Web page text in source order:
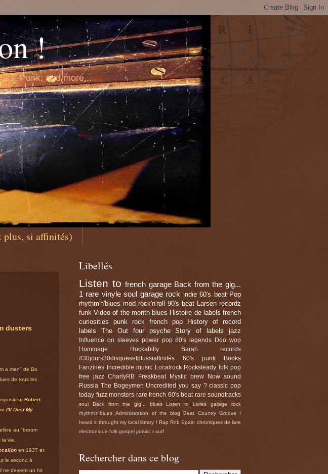
!
Punk, and more...
plus, si affinités)
dusters
a man" de Bo
de tous les
Robert
I'll Dust My
au "broom
la vie.
en 1937 et
le second à
ne devient un hit
Libellés
Listen to french garage Back from the gig...
1 rare vinyle soul garage rock indie 60's beat Pop
rhythm'n'blues mod rock'n'roll 90's beat Larsen recordz
funk Video of the month blues Histoire de labels french
curiosities
punk rock french pop
History of record
labels
The Out four psyche Story of labels jazz
Influence on sleeves power pop 80's legends
Doo wop
Hommage
Rockabilly
Sarah records
#30jours30disquesetplussiaffinités
60's punk
Books
Fanzines
Incredible music Localrock Rocksteady folk pop
free jazz CharlyRB Freakbeat Mystic brew
Now sound
Russia The Bogeymen Uncredited you say ? classic pop
today fuzz monsters rare french 60's beat rare soundtracks
soul Back from the gig... blues Listen to Livres
garage rock
rhythm'n'blues Administration of the blog Beat Country Groove
I
heard it throught my local library ! Rap Rnb Spain chroniques de livre
electronique folk gospel jamaic r surf
Rechercher dans ce blog